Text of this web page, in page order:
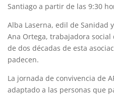
Santiago a partir de las 9:30
Alba Laserna, edil de Sanidad
Ana Ortega, trabajadora
de dos décadas de esta
padecen.
La jornada de convivencia de
adaptado a las personas que